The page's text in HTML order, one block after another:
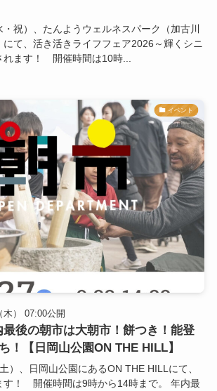
祝）、たんようウェルネスパーク（加古川
にて、活き活きライフフェア2026～輝くシニ
れます！ 開催時間は10時...
イベント
木） 07:00公開
最後の朝市は大朝市！餅つき！能登
！【日岡山公園ON THE HILL】
）、日岡山公園にあるON THE HILLにて、
す！ 開催時間は9時から14時まで。 年内最